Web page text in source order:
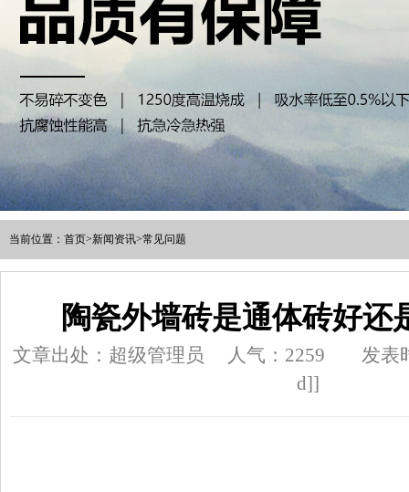
当前位置： 首页>新闻资讯>常见问题
陶瓷外墙砖是通体砖好还
文章出处：超级管理员 人气： 2259
发表
d]]